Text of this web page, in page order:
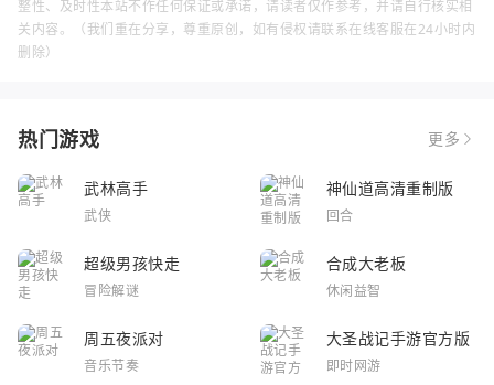
整性、及时性本站不作任何保证或承诺，请读者仅作参考，并请自行核实相
关内容。（我们重在分享，尊重原创，如有侵权请联系在线客服在24小时内
删除）
热门游戏 更多
武林高手
武侠
神仙道高清重制版
回合
超级男孩快走
冒险解谜
合成大老板
休闲益智
周五夜派对
音乐节奏
大圣战记手游官方版
即时网游